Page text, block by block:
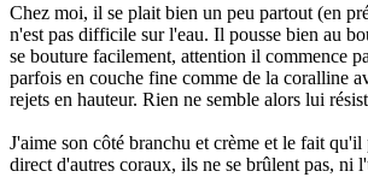
Chez moi, il se plait bien un peu partout (en
n'est pas difficile sur l'eau. Il pousse bien au
se bouture facilement, attention il commence
parfois en couche fine comme de la coralline
rejets en hauteur. Rien ne semble alors lui
J'aime son côté branchu et crème et le fait qu'il
direct d'autres coraux, ils ne se brûlent pas, ni